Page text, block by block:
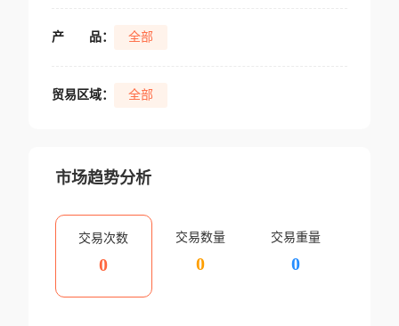
产 品： 全部
贸易区域： 全部
市场趋势分析
交易次数
0
交易数量
0
交易重量
0